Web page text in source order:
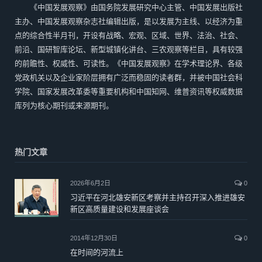
《中国发展观察》由国务院发展研究中心主管、中国发展出版社
主办、中国发展观察杂志社编辑出版，是以发展为主线、以经济为重
点的综合性半月刊，开设有战略、宏观、区域、世界、法治、社会、
前沿、国研智库论坛、新型城镇化讲台、三农观察等栏目，具有较强
的前瞻性、权威性、可读性。《中国发展观察》在学术理论界、各级
党政机关以及企业家阶层拥有广泛而稳固的读者群，并被中国社会科
学院、国家发展改革委等重要机构和中国知网、维普资讯等权威数据
库列为核心期刊或来源期刊。
热门文章
2026年6月2日 0
习近平在河北雄安新区考察并主持召开深入推进雄安
新区高质量建设和发展座谈会
2014年12月30日 0
在时间的河流上